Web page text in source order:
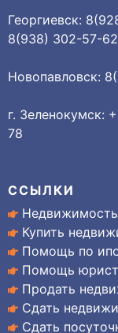
Георгиевск:
8(938) 302-57-
Новопавловск:
г. Зеленокумск:
78
ССЫЛКИ
Недвижимость
Купить
Помощь по
Помощь
Продать
Сдать
Сдать